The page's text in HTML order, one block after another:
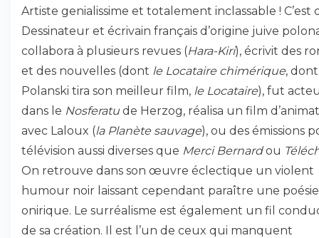
Artiste genialissime et totalement inclassable ! C’est
Dessinateur et écrivain français d’origine juive
collabora à plusieurs revues (Hara-Kiri), écrivit des
et des nouvelles (dont le Locataire chimérique, dont
Polanski tira son meilleur film, le Locataire), fut
dans le Nosferatu de Herzog, réalisa un film
avec Laloux (la Planète sauvage), ou des émissions
télévision aussi diverses que Merci Bernardou
On retrouve dans son œuvre éclectique un violent
humour noir laissant cependant paraître une poésie
onirique. Le surréalisme est également un fil
de sa création. Il est l’un de ceux qui manquent